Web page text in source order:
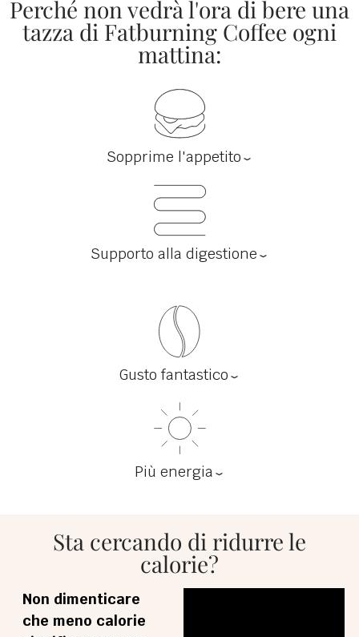
Perché non vedrà l'ora di bere una
tazza di Fatburning Coffee ogni
mattina:
Sopprime l'appetito
Supporto alla digestione
Gusto fantastico
Più energia
Sta cercando di ridurre le
calorie?
Non dimenticare
che meno calorie